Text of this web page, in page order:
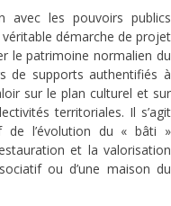
avec les pouvoirs publics
démarche de projet
le patrimoine normalien du
de supports authentifiés à
sur le plan culturel et sur
territoriales. Il s’agit
de l’évolution du « bâti »
et la valorisation
ou d’une maison du